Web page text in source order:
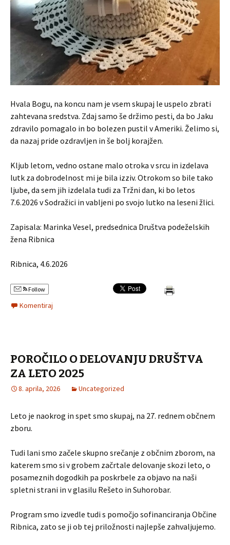
Hvala Bogu, na koncu nam je vsem skupaj le uspelo zbrati
zahtevana sredstva. Zdaj samo še držimo pesti, da bo Jaku
zdravilo pomagalo in bo bolezen pustil v Ameriki. Želimo si,
da nazaj pride ozdravljen in še bolj korajžen.
Kljub letom, vedno ostane malo otroka v srcu in izdelava
lutk za dobrodelnost mi je bila izziv. Otrokom so bile tako
ljube, da sem jih izdelala tudi za Tržni dan, ki bo letos
7.6.2026 v Sodražici in vabljeni po svojo lutko na leseni žlici.
Zapisala: Marinka Vesel, predsednica Društva podeželskih
žena Ribnica
Ribnica, 4.6.2026
Follow
Komentiraj
POROČILO O DELOVANJU DRUŠTVA
ZA LETO 2025
8. aprila, 2026 Uncategorized
Leto je naokrog in spet smo skupaj, na 27. rednem občnem
zboru.
Tudi lani smo začele skupno srečanje z občnim zborom, na
katerem smo si v grobem začrtale delovanje skozi leto, o
posameznih dogodkih pa poskrbele za objavo na naši
spletni strani in v glasilu Rešeto in Suhorobar.
Program smo izvedle tudi s pomočjo sofinanciranja Občine
Ribnica, zato se ji ob tej priložnosti najlepše zahvaljujemo.